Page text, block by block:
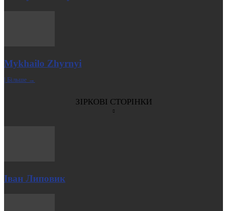
Mykhailo Zhyrnyi
| Більше →
ЗІРКОВІ СТОРІНКИ
Іван Липовик